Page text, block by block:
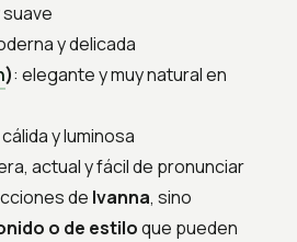
y delicada
): elegante y muy natural en
y luminosa
actual y fácil de pronunciar
de Ivanna, sino
o de estiloque pueden